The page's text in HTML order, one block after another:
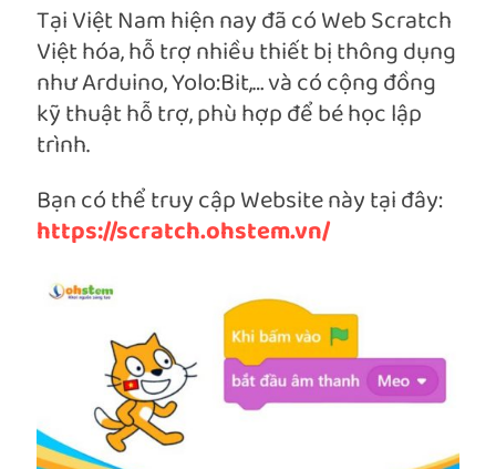
Tại Việt Nam hiện nay đã có Web Scratch
Việt hóa, hỗ trợ nhiều thiết bị thông dụng
như Arduino, Yolo:Bit,… và có cộng đồng
kỹ thuật hỗ trợ, phù hợp để bé học lập
trình.
Bạn có thể truy cập Website này tại đây:
https://scratch.ohstem.vn/